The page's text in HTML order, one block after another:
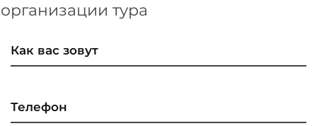
организации тура